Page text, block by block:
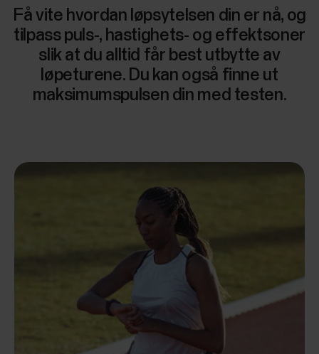
Få vite hvordan løpsytelsen din er nå, og
tilpass puls-, hastighets- og effektsoner
slik at du alltid får best utbytte av
løpeturene. Du kan også finne ut
maksimumspulsen din med testen.